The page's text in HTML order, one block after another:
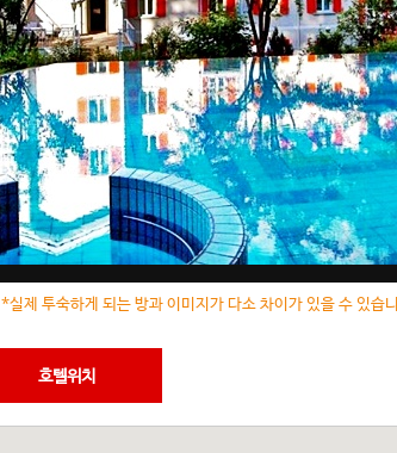
*실제 투숙하게 되는 방과 이미지가 다소 차이가 있을 수 있습
호텔위치